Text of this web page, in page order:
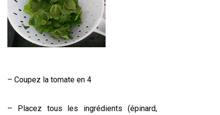
– Coupez la tomate en 4
– Placez tous les ingrédients (épinard,